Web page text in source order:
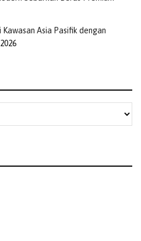
Asia Pasifik dengan